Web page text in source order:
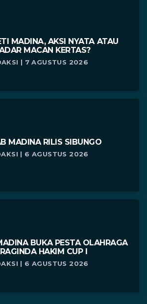
MADINA, AKSI NYATA ATAU
MACAN KERTAS?
| 7 AGUSTUS 2026
MADINA RILIS SIBUNGO
| 6 AGUSTUS 2026
BUKA PESTA OLAHRAGA
HAKIM CUP I
| 6 AGUSTUS 2026